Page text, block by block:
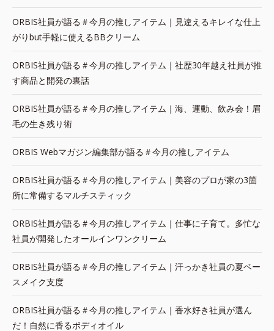
ORBIS社員が語る＃今月の推しアイテム｜見違えるキレイな仕上
がりbut手軽に使えるBBクリーム
ORBIS社員が語る＃今月の推しアイテム｜社歴30年越え社員が推
す商品と開発の裏話
ORBIS社員が語る＃今月の推しアイテム｜海、運動、飲み会！眉
毛の生き残り術
ORBIS Webマガジン編集部が語る＃今月の推しアイテム
ORBIS社員が語る＃今月の推しアイテム｜美容のプロが家の3箇
所に常備するマルチスティック
ORBIS社員が語る＃今月の推しアイテム｜仕事に子育て。多忙な
社員が開発したオールインワンクリーム
ORBIS社員が語る＃今月の推しアイテム｜汗っかき社員の夏ベー
スメイク支度
ORBIS社員が語る＃今月の推しアイテム｜香水好き社員が選ん
だ！自然に香るボディオイル